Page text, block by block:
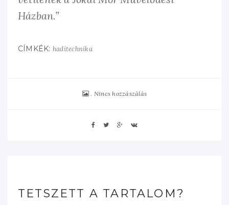
Házban.”
CÍMKÉK: haditechnika
Nincs hozzászálás
TETSZETT A TARTALOM?